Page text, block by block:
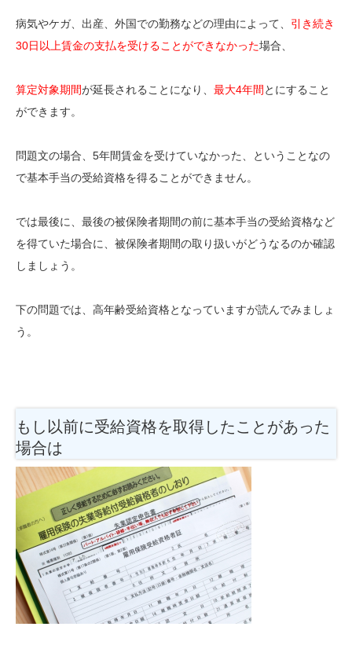
病気やケガ、出産、外国での勤務などの理由によって、 引き続き
30日以上賃金の支払を受けることができなかった場合、
算定対象期間が延長されることになり、 最大4年間 とにすること
ができます。
問題文の場合、5年間賃金を受けていなかった、ということなの
で基本手当の受給資格を得ることができません。
では最後に、最後の被保険者期間の前に基本手当の受給資格など
を得ていた場合に、被保険者期間の取り扱いがどうなるのか確認
しましょう。
下の問題では、高年齢受給資格となっていますが読んでみましょ
う。
もし以前に受給資格を取得したことがあった
場合は